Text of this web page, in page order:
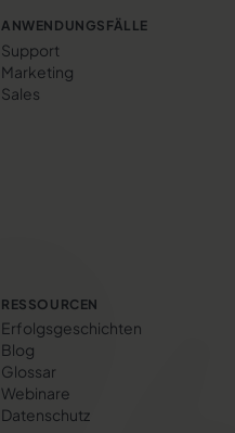
ANWENDUNGSFÄLLE
Support
Marketing
Sales
RESSOURCEN
Erfolgs­geschichten
Blog
Glossar
Webinare
Datenschutz